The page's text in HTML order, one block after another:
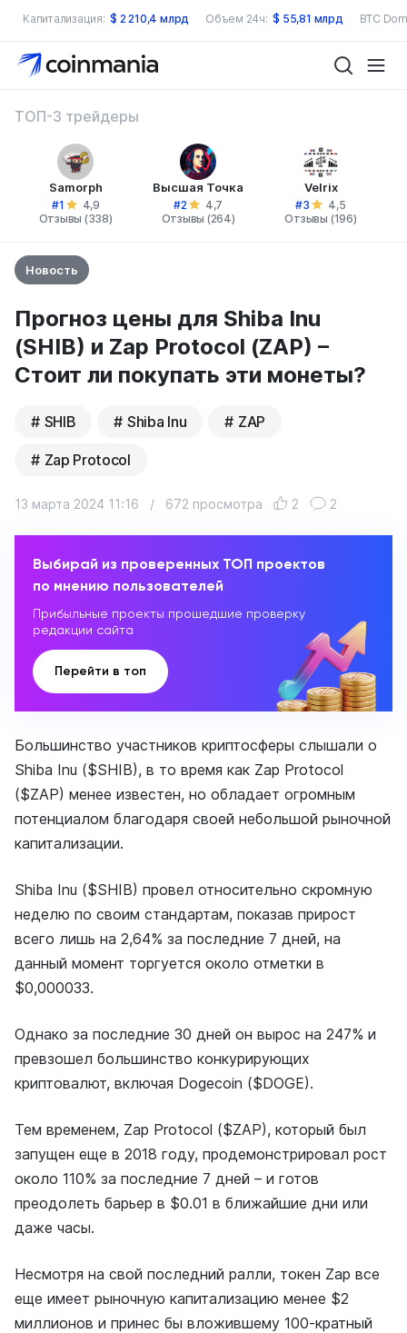
Капитализация: $ 2 210,4 млрд Объем 24ч: $ 55,81 млрд BTC
ТОП-3 трейдеры
Samorph
#1
4,9
Отзывы (338)
Высшая Точка
#2
4,7
Отзывы (264)
Velrix
#3
4,5
Отзывы (196)
Новость
Прогноз цены для Shiba Inu
(SHIB) и Zap Protocol (ZAP) –
Стоит ли покупать эти монеты?
SHIB Shiba Inu ZAP
Zap Protocol
13 марта 2024 11:16 / 672 просмотра 2 2
Выбирай из проверенных ТОП проектов
по мнению пользователей
Прибыльные проекты прошедшие проверку
редакции сайта
Перейти в топ
Большинство участников криптосферы слышали о
Shiba Inu ($SHIB), в то время как Zap Protocol
($ZAP) менее известен, но обладает огромным
потенциалом благодаря своей небольшой рыночной
капитализации.
Shiba Inu ($SHIB) провел относительно скромную
неделю по своим стандартам, показав прирост
всего лишь на 2,64% за последние 7 дней, на
данный момент торгуется около отметки в
$0,000033.
Однако за последние 30 дней он вырос на 247% и
превзошел большинство конкурирующих
криптовалют, включая Dogecoin ($DOGE).
Тем временем, Zap Protocol ($ZAP), который был
запущен еще в 2018 году, продемонстрировал рост
около 110% за последние 7 дней – и готов
преодолеть барьер в $0.01 в ближайшие дни или
даже часы.
Несмотря на свой последний ралли, токен Zap все
еще имеет рыночную капитализацию менее $2
миллионов и принес бы вложившему 100-кратный